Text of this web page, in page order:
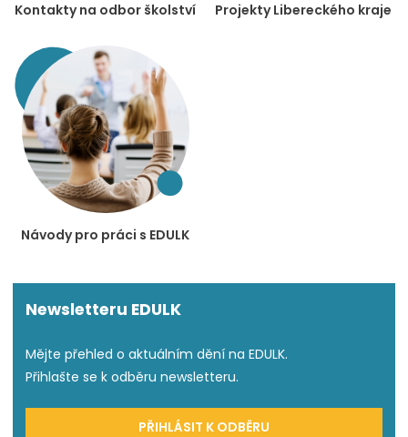
Kontakty na odbor školství Projekty Libereckého kraje
Návody pro práci s EDULK
Newsletteru EDULK
Mějte přehled o aktuálním dění na EDULK.
Přihlašte se k odběru newsletteru.
PŘIHLÁSIT K ODBĚRU